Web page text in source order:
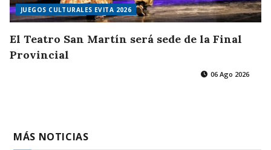
JUEGOS CULTURALES EVITA 2026
El Teatro San Martín será sede de la Final
Provincial
06 Ago 2026
MÁS NOTICIAS